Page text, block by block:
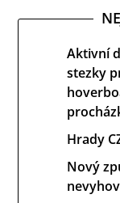
Aktivní
stezky
Hrady
Nový